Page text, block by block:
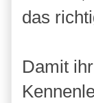
das
Damit